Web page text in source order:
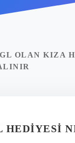
OLAN KIZA
HEDIYESI